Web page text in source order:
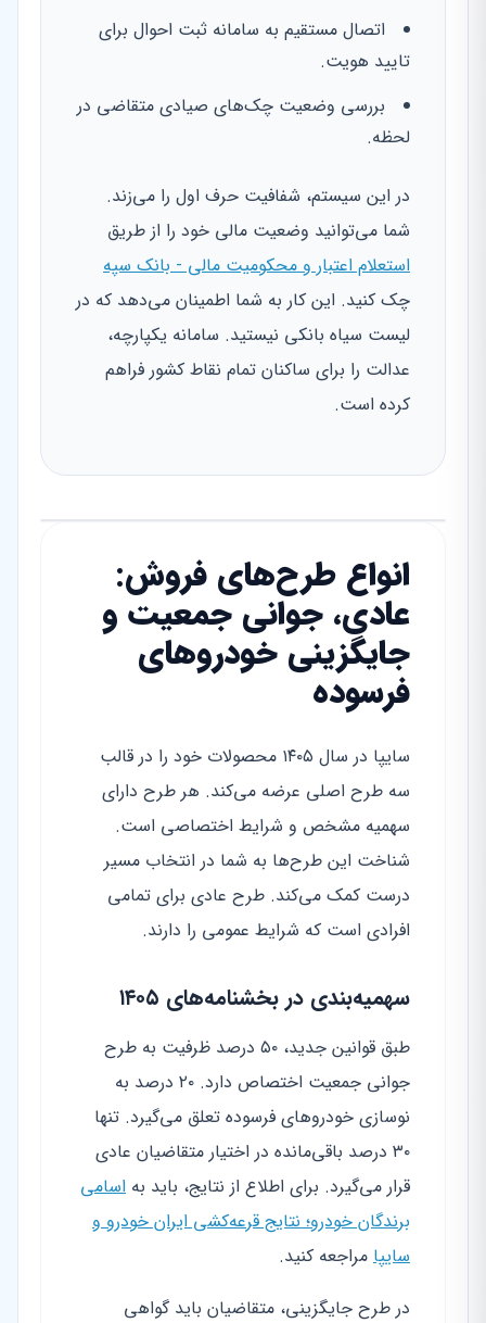
اتصال مستقیم به سامانه ثبت احوال برای
تایید هویت.
بررسی وضعیت چک‌های صیادی متقاضی در
لحظه.
در این سیستم، شفافیت حرف اول را می‌زند.
شما می‌توانید وضعیت مالی خود را از طریق
استعلام اعتبار و محکومیت مالی - بانک سپه
چک کنید. این کار به شما اطمینان می‌دهد که در
لیست سیاه بانکی نیستید. سامانه یکپارچه،
عدالت را برای ساکنان تمام نقاط کشور فراهم
کرده است.
انواع طرح‌های فروش:
عادی، جوانی جمعیت و
جایگزینی خودروهای
فرسوده
سایپا در سال ۱۴۰۵ محصولات خود را در قالب
سه طرح اصلی عرضه می‌کند. هر طرح دارای
سهمیه مشخص و شرایط اختصاصی است.
شناخت این طرح‌ها به شما در انتخاب مسیر
درست کمک می‌کند. طرح عادی برای تمامی
افرادی است که شرایط عمومی را دارند.
سهمیه‌بندی در بخشنامه‌های ۱۴۰۵
طبق قوانین جدید، ۵۰ درصد ظرفیت به طرح
جوانی جمعیت اختصاص دارد. ۲۰ درصد به
نوسازی خودروهای فرسوده تعلق می‌گیرد. تنها
۳۰ درصد باقی‌مانده در اختیار متقاضیان عادی
قرار می‌گیرد. برای اطلاع از نتایج، باید به اسامی
برندگان خودرو؛ نتایج قرعه‌کشی ایران خودرو و
سایپا مراجعه کنید.
در طرح جایگزینی، متقاضیان باید گواهی